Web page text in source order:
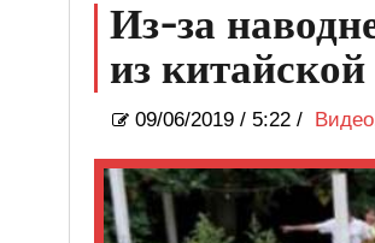
Из-за
из
09/06/2019/ 5:22 / Видео